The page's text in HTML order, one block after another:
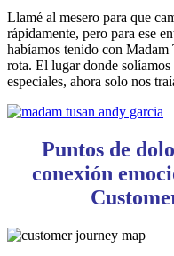
Llamé al mesero para que
rápidamente, pero para ese
habíamos tenido con Madam
rota. El lugar donde
especiales, ahora solo nos
Puntos de
conexión